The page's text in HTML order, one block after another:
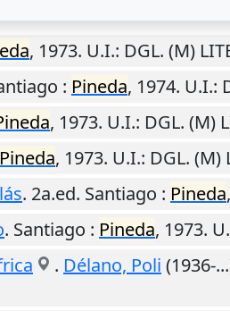
, 1973. U.I.: DGL. (M)
: Pineda, 1974. U.I.:
, 1973. U.I.: DGL. (M)
Pineda, 1973. U.I.: DGL. (M)
. 2a.ed. Santiago : Pineda,
. Santiago : Pineda, 1973.
. Délano, Poli (1936-